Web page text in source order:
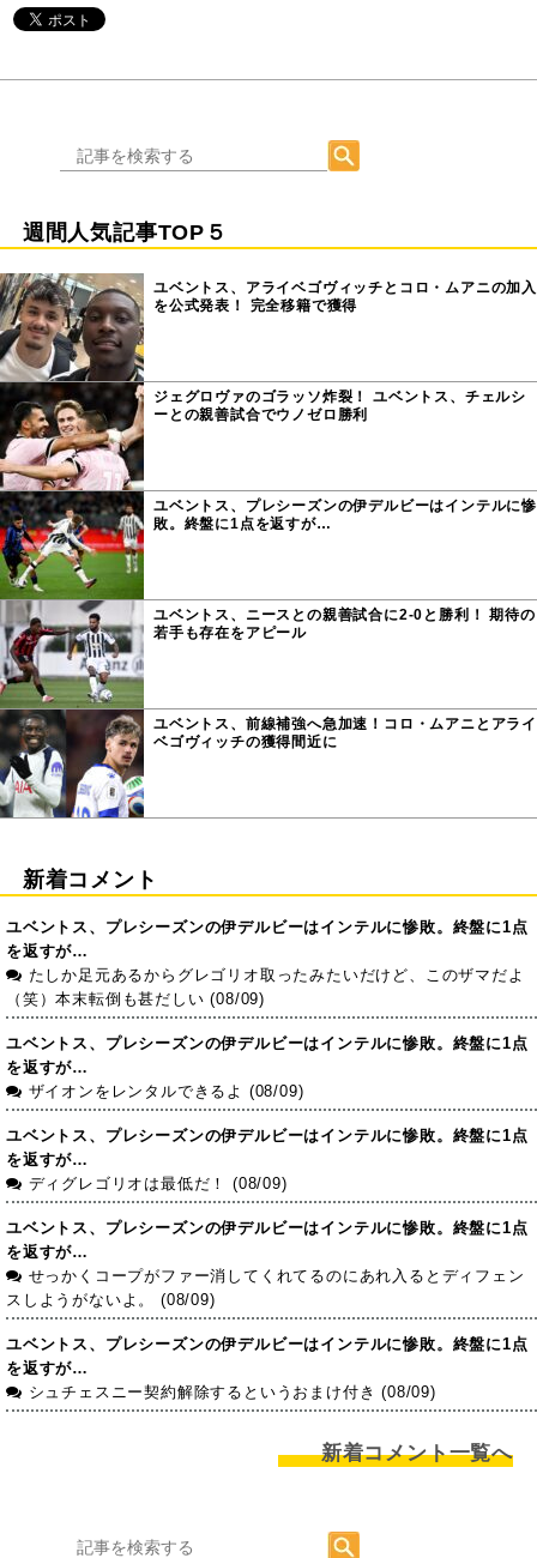
週間人気記事TOP５
ユベントス、アライベゴヴィッチとコロ・ムアニの加入
を公式発表！ 完全移籍で獲得
ジェグロヴァのゴラッソ炸裂！ ユベントス、チェルシ
ーとの親善試合でウノゼロ勝利
ユベントス、プレシーズンの伊デルビーはインテルに惨
敗。終盤に1点を返すが…
ユベントス、ニースとの親善試合に2-0と勝利！ 期待の
若手も存在をアピール
ユベントス、前線補強へ急加速！コロ・ムアニとアライ
ベゴヴィッチの獲得間近に
新着コメント
ユベントス、プレシーズンの伊デルビーはインテルに惨敗。終盤に1点
を返すが…
たしか足元あるからグレゴリオ取ったみたいだけど、このザマだよ
（笑）本末転倒も甚だしい (08/09)
ユベントス、プレシーズンの伊デルビーはインテルに惨敗。終盤に1点
を返すが…
ザイオンをレンタルできるよ (08/09)
ユベントス、プレシーズンの伊デルビーはインテルに惨敗。終盤に1点
を返すが…
ディグレゴリオは最低だ！ (08/09)
ユベントス、プレシーズンの伊デルビーはインテルに惨敗。終盤に1点
を返すが…
せっかくコープがファー消してくれてるのにあれ入るとディフェン
スしようがないよ。 (08/09)
ユベントス、プレシーズンの伊デルビーはインテルに惨敗。終盤に1点
を返すが…
シュチェスニー契約解除するというおまけ付き (08/09)
新着コメント一覧へ